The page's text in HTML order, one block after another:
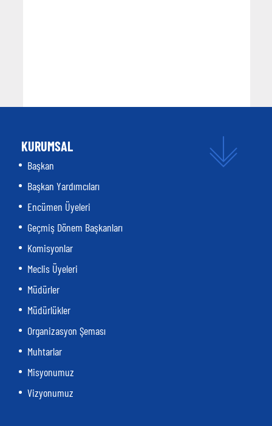
KURUMSAL
Başkan
Başkan Yardımcıları
Encümen Üyeleri
Geçmiş Dönem Başkanları
Komisyonlar
Meclis Üyeleri
Müdürler
Müdürlükler
Organizasyon Şeması
Muhtarlar
Misyonumuz
Vizyonumuz